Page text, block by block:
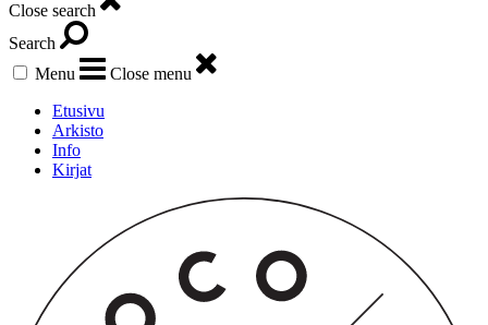
Close search
Search
Menu
Close menu
Etusivu
Arkisto
Info
Kirjat